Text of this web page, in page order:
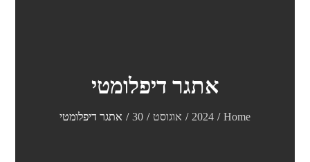
אתגר דיפלומטי
Home
2024 אוגוסט 30 אתגר דיפלומטי